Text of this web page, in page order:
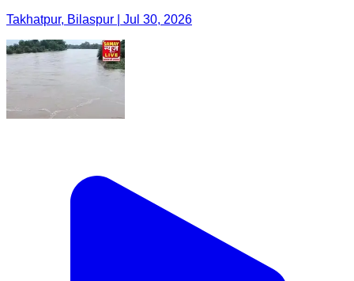
Takhatpur, Bilaspur | Jul 30, 2026